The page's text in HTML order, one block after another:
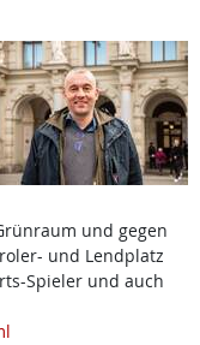
und gegen
und Lendplatz
Spieler und auch